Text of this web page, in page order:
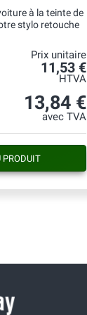
à la teinte de
stylo retouche
Prix unitaire
11,53 €
HTVA
13,84 €
avec TVA
PRODUIT